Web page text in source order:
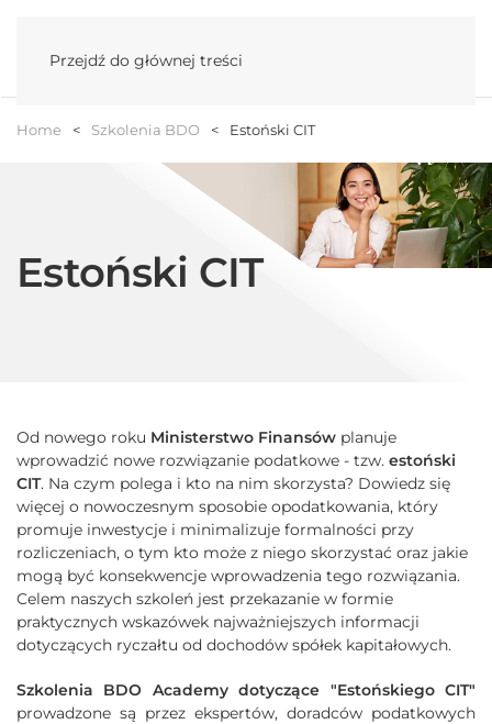
Przejdź do głównej treści
Home Szkolenia BDO Estoński CIT
Estoński CIT
Od nowego roku Ministerstwo Finansów planuje
wprowadzić nowe rozwiązanie podatkowe - tzw. estoński
CIT. Na czym polega i kto na nim skorzysta? Dowiedz się
więcej o nowoczesnym sposobie opodatkowania, który
promuje inwestycje i minimalizuje formalności przy
rozliczeniach, o tym kto może z niego skorzystać oraz jakie
mogą być konsekwencje wprowadzenia tego rozwiązania.
Celem naszych szkoleń jest przekazanie w formie
praktycznych wskazówek najważniejszych informacji
dotyczących ryczałtu od dochodów spółek kapitałowych.
Szkolenia BDO Academy dotyczące "Estońskiego CIT"
prowadzone są przez ekspertów, doradców podatkowych